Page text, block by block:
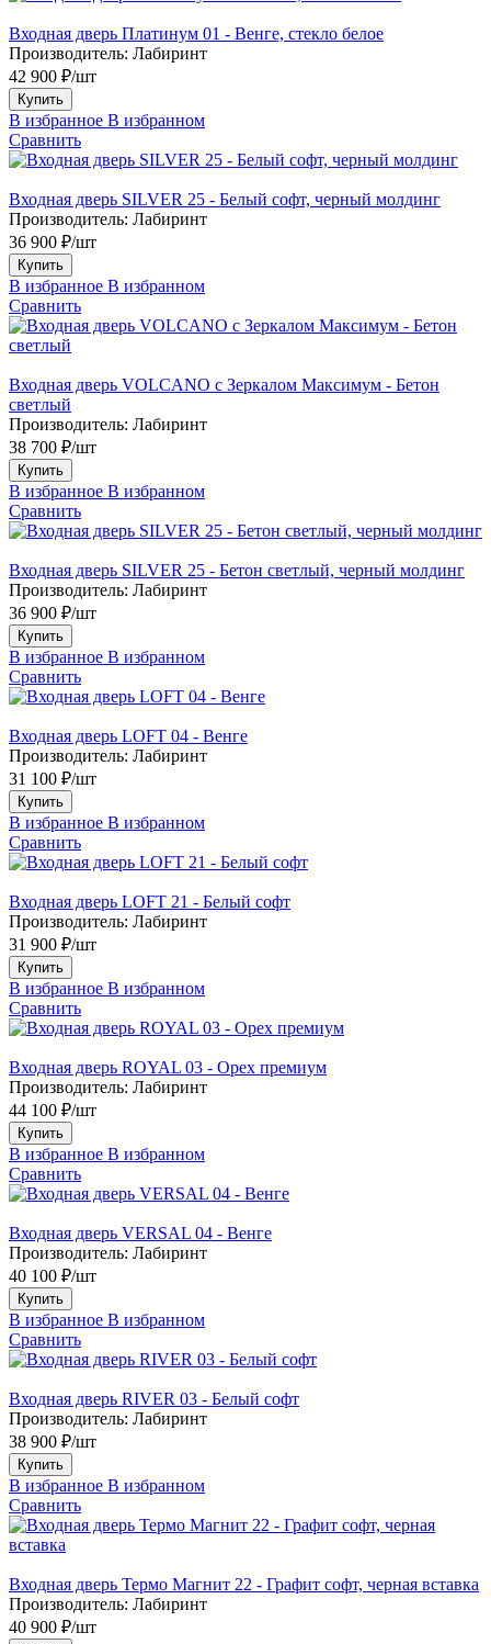
Входная дверь Платинум 01 - Венге, стекло белое
Производитель: Лабиринт
42 900 ₽/шт
Купить
В избранное В избранном
Сравнить
Входная дверь SILVER 25 - Белый софт, черный молдинг
Производитель: Лабиринт
36 900 ₽/шт
Купить
В избранное В избранном
Сравнить
Входная дверь VOLCANO с Зеркалом Максимум - Бетон
светлый
Производитель: Лабиринт
38 700 ₽/шт
Купить
В избранное В избранном
Сравнить
Входная дверь SILVER 25 - Бетон светлый, черный молдинг
Производитель: Лабиринт
36 900 ₽/шт
Купить
В избранное В избранном
Сравнить
Входная дверь LOFT 04 - Венге
Производитель: Лабиринт
31 100 ₽/шт
Купить
В избранное В избранном
Сравнить
Входная дверь LOFT 21 - Белый софт
Производитель: Лабиринт
31 900 ₽/шт
Купить
В избранное В избранном
Сравнить
Входная дверь ROYAL 03 - Орех премиум
Производитель: Лабиринт
44 100 ₽/шт
Купить
В избранное В избранном
Сравнить
Входная дверь VERSAL 04 - Венге
Производитель: Лабиринт
40 100 ₽/шт
Купить
В избранное В избранном
Сравнить
Входная дверь RIVER 03 - Белый софт
Производитель: Лабиринт
38 900 ₽/шт
Купить
В избранное В избранном
Сравнить
Входная дверь Термо Магнит 22 - Графит софт, черная вставка
Производитель: Лабиринт
40 900 ₽/шт